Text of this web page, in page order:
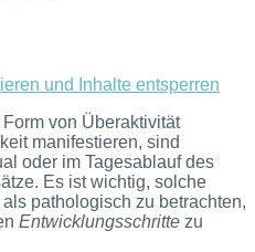
und Inhalte entsperren
Form von Überaktivität
manifestieren, sind
oder im Tagesablauf des
Es ist wichtig, solche
pathologisch zu betrachten,
Entwicklungsschritte zu